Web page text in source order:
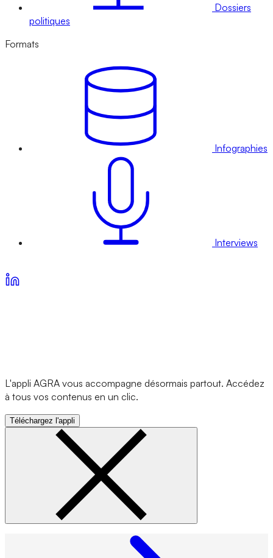
Dossiers
politiques
Formats
Infographies
Interviews
L'appli AGRA vous accompagne désormais partout. Accédez
à tous vos contenus en un clic.
Téléchargez l'appli